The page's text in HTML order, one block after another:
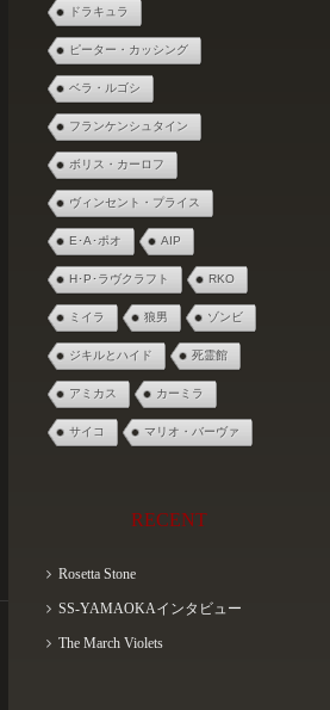
ドラキュラ
ピーター・カッシング
ベラ・ルゴシ
フランケンシュタイン
ボリス・カーロフ
ヴィンセント・プライス
E･A･ポオ AIP
H･P･ラヴクラフト RKO
ミイラ 狼男 ゾンビ
ジキルとハイド 死霊館
アミカス カーミラ
サイコ マリオ・バーヴァ
RECENT
Rosetta Stone
SS-YAMAOKAインタビュー
The March Violets